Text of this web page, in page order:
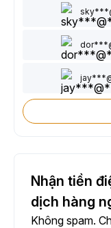
Nhận tiền
dịch hàng
Không spam.